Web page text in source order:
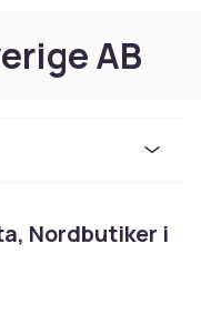
AB
Nordbutiker i